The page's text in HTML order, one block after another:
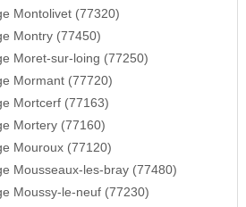
Montolivet (77320)
Montry (77450)
Moret-sur-loing (77250)
Mormant (77720)
Mortcerf (77163)
Mortery (77160)
Mouroux (77120)
Mousseaux-les-bray (77480)
Moussy-le-neuf (77230)